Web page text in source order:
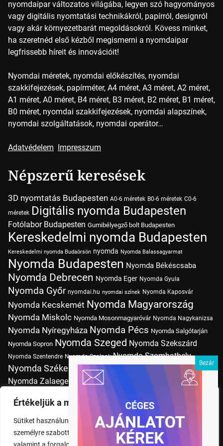
Értékeljük a magánéletét
Sütiket használunk a böngészési élmény fokozására,
személyre szabott hirdetések vagy tartalmak megjelenítésére,
nyomdaipar változatos világába, legyen szó hagyományos
vagy digitális nyomtatási technikákról, papírról, designról
vagy akár környezetbarát megoldásokról. Kövess minket,
ha szeretnéd első kézből megismerni a nyomdaipar
legfrissebb híreit és innovációit!
Nyomdai méretek, nyomdai előkészítés, nyomdai
szakkifejezések, papírméter, A4 méret, A3 méret, A2 méret,
A1 méret, A0 méret, B4 méret, B3 méret, B2 méret, B1 méret,
B0 méret, nyomdai szakkifejezések, nyomdai alapszínek,
nyomdai szolgáltatások, nyomdai operátor…
Adatvédelem Impresszum
Népszerű keresések
3D nyomtatás Budapesten A0-6 méretek B0-6 méretek C0-6
méretek Digitális nyomda Budapesten
Fotólabor Budapesten Gumibélyegző bolt Budapesten
Kereskedelmi nyomda Budapesten
Kereskedelmi nyomda Budaörsön nyomda Nyomda Balassagyarmat
Nyomda Budapesten Nyomda Békéscsaba
Nyomda Debrecen Nyomda Eger Nyomda Gyula
Nyomda Győr nyomdai.hu nyomdai színek Nyomda Kaposvár
Nyomda Kecskemét Nyomda Magyarország
Nyomda Miskolc Nyomda Mosonmagyaróvár Nyomda Nagykanizsa
Nyomda Nyíregyháza Nyomda Pécs Nyomda Salgótarján
Nyomda Sopron Nyomda Szeged Nyomda Szekszárd
Nyomda Szentendre Nyomda Szolnok Nyomda Szombathely
Nyomda Székesfehérvár Nyomda Tatabánya Nyomda Vác
Nyomda Zalaegerszeg Nyomda Érd nyomtatás
Nyomtatás Budapesten
Pólónyomtatás Budapesten Szitanyomda Budapesten
Tudásbázis